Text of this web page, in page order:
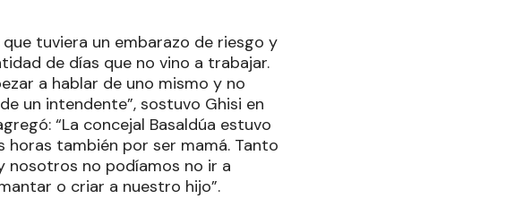
tuviera un embarazo de riesgo y
de días que no vino a trabajar.
a hablar de uno mismo y no
un intendente”, sostuvo Ghisi en
“La concejal Basaldúa estuvo
también por ser mamá. Tanto
nosotros no podíamos no ir a
o criar a nuestro hijo”.